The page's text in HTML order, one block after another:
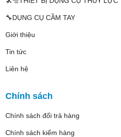
🔧DỤNG CỤ CẦM TAY
Giới thiệu
Tin tức
Liên hệ
Chính sách
Chính sách đổi trả hàng
Chính sách kiểm hàng